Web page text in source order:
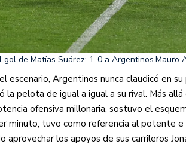
de Matías Suárez: 1-0 a Argentinos.Mauro
Argentinos nunca claudicó en su
la pelota de igual a igual a su rival. Más
ofensiva millonaria, sostuvo el
minuto, tuvo como referencia al potente e
los apoyos de sus carrileros